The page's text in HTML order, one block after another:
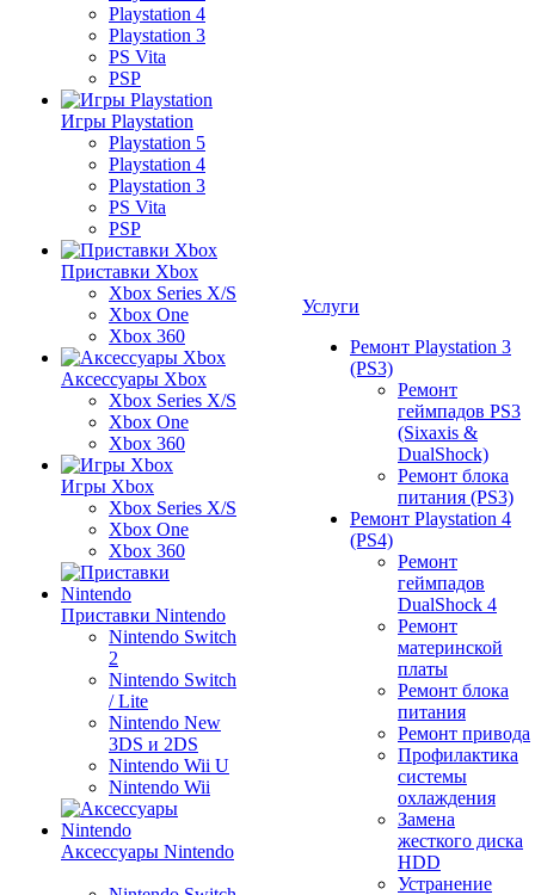
Playstation 4
Playstation 3
PS Vita
PSP
Игры Playstation
Playstation 5
Playstation 4
Playstation 3
PS Vita
PSP
Приставки Xbox
Xbox Series X/S
Xbox One
Xbox 360
Аксессуары Xbox
Xbox Series X/S
Xbox One
Xbox 360
Игры Xbox
Xbox Series X/S
Xbox One
Xbox 360
Приставки Nintendo
Nintendo Switch
2
Nintendo Switch
/ Lite
Nintendo New
3DS и 2DS
Nintendo Wii U
Nintendo Wii
Аксессуары Nintendo
Услуги
Ремонт Playstation 3
(PS3)
Ремонт
геймпадов PS3
(Sixaxis &
DualShock)
Ремонт блока
питания (PS3)
Ремонт Playstation 4
(PS4)
Ремонт
геймпадов
DualShock 4
Ремонт
материнской
платы
Ремонт блока
питания
Ремонт привода
Профилактика
системы
охлаждения
Замена
жесткого диска
HDD
Устранение